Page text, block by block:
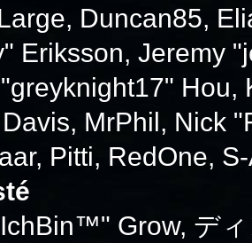
Duncan85,
Eriksson, Jeremy
Hou,
MrPhil, Nick
Pitti, RedOne,
Grow, デ